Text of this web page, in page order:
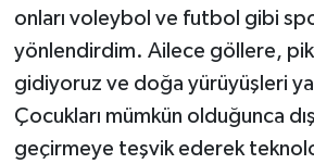
onları voleybol ve futbol gibi
yönlendirdim. Ailece göllere,
gidiyoruz ve doğa yürüyüşleri
Çocukları mümkün olduğunca
geçirmeye teşvik ederek